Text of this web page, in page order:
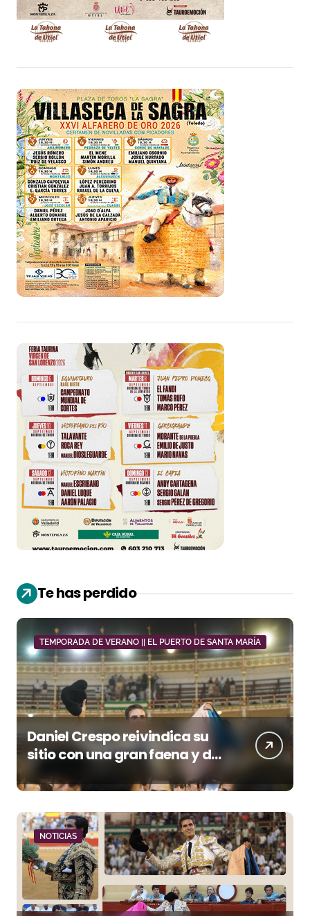
Te has perdido
TEMPORADA DE VERANO || EL PUERTO DE SANTA MARÍA
Daniel Crespo reivindica su
sitio con una gran faena y dos
orejas
NOTICIAS